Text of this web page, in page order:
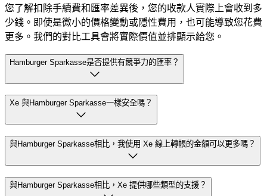
您了解扣除手續費和匯率差異後，您的收款人實際上會收到多
少錢。即使是微小的價格變動或隱性費用，也可能導致您花費
更多。我們的對比工具會將實際價值並排顯示給您。
Hamburger Sparkasse是否提供有競爭力的匯率？
Xe 與Hamburger Sparkasse一樣安全嗎？
與Hamburger Sparkasse相比，我使用 Xe 線上轉帳的金額可以更多嗎？
與Hamburger Sparkasse相比，Xe 提供哪些類型的支援？